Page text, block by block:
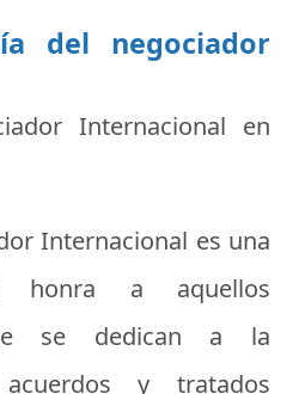
del negociador
Internacional en
Internacional es una
honra a aquellos
se dedican a la
y tratados